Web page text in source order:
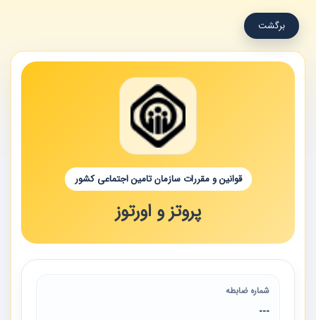
برگشت
قوانین و مقررات سازمان تامین اجتماعی کشور
پروتز و اورتوز
شماره ضابطه
---